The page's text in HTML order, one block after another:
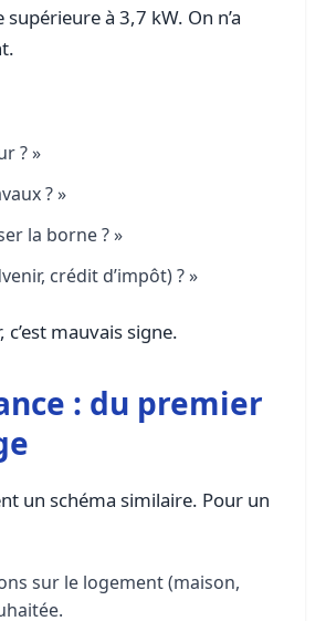
à 3,7 kW. On n’a
? »
? »
la borne ? »
crédit d’impôt) ? »
mauvais signe.
: du premier
un schéma similaire. Pour un
sur le logement (maison,